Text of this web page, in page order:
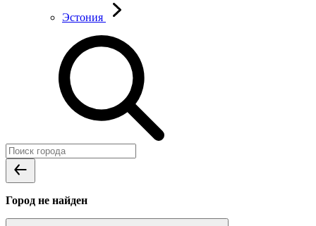
Эстония
Город не найден